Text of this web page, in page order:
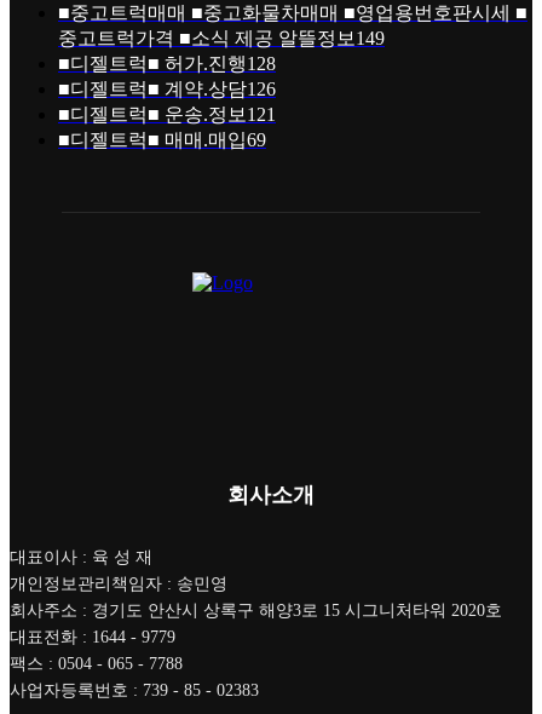
■중고트럭매매 ■중고화물차매매 ■영업용번호판시세 ■
중고트럭가격 ■소식 제공 알뜰정보 149
■디젤트럭■ 허가.진행128
■디젤트럭■ 계약.상담126
■디젤트럭■ 운송.정보 121
■디젤트럭■ 매매.매입69
회사소개
대표이사 : 육 성 재
개인정보관리책임자 : 송민영
회사주소 : 경기도 안산시 상록구 해양3로 15 시그니처타워 2020호
대표전화 : 1644 - 9779
팩스 : 0504 - 065 - 7788
사업자등록번호 : 739 - 85 - 02383